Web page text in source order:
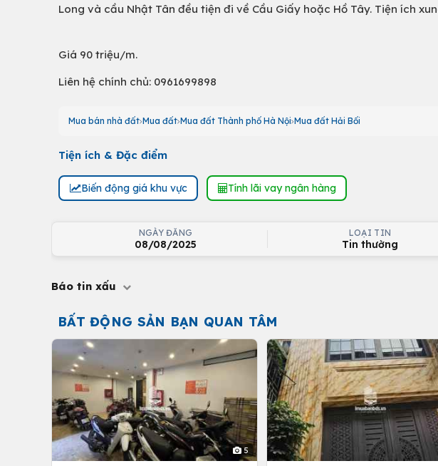
Long và cầu Nhật Tân đều tiện đi về Cầu Giấy hoặc Hồ Tây. Tiện ích
Giá 90 triệu/m.
Liên hệ chính chủ: 0961699898
Mua bán nhà đất Mua đất Mua đất Thành phố Hà Nội Mua đất Hải Bối
Tiện ích & Đặc điểm
Biến động giá khu vực Tính lãi vay ngân hàng
NGÀY ĐĂNG
08/08/2025
LOẠI TIN
Tin thường
Báo tin xấu
BẤT ĐỘNG SẢN BẠN QUAN TÂM
5